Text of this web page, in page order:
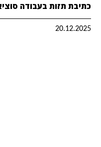
כתיבת תזות בעבודה
20.12.2025